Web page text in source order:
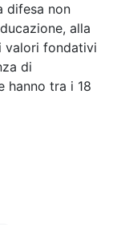
difesa non
alla
valori fondativi
di
hanno tra i 18